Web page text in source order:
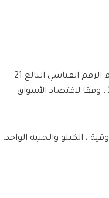
أعلنت وسائل إعلام كويتية ، اليوم الأربعاء ، أن سعر الذهب في الكويت حطم الرقم القياسي البالغ 21
قيراطا 16.06 دينارا كويتيا مقابل الدولار الأمريكي ، يوم الأربعاء 25 مايو 2022 ، وفقا لاقتصاد الأسواق